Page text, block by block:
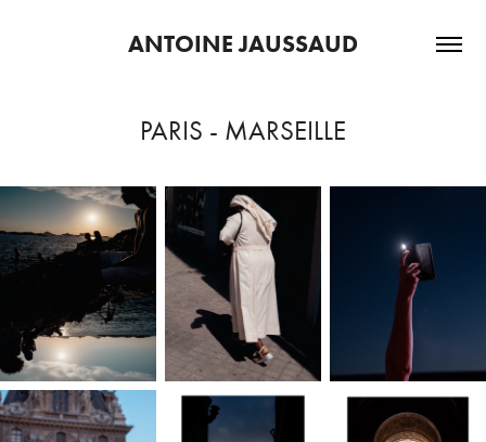
ANTOINE JAUSSAUD
PARIS - MARSEILLE